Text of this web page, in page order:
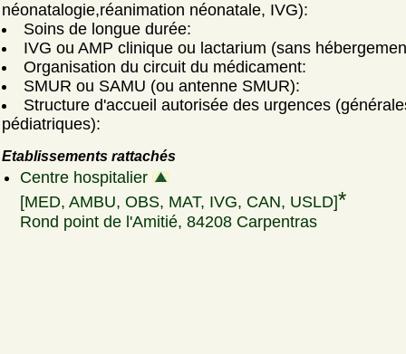
néonatalogie,réanimation néonatale, IVG):
Soins de longue durée:
IVG ou AMP clinique ou lactarium (sans
Organisation du circuit du médicament:
SMUR ou SAMU (ou antenne SMUR):
Structure d'accueil autorisée des urgences
pédiatriques):
Etablissements rattachés
Centre hospitalier
[MED, AMBU, OBS, MAT, IVG, CAN, USLD]*
Rond point de l'Amitié, 84208 Carpentras